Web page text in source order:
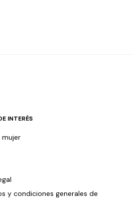
INTERÉS
mujer
y condiciones generales de